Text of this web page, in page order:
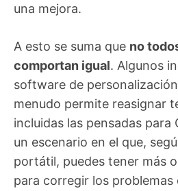
una mejora.
A esto se suma que no
comportan igual. Algunos
software de
menudo permite reasignar
incluidas las pensadas para
un escenario en el que,
portátil, puedes tener más
para corregir los problemas